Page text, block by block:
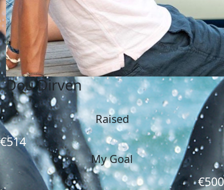
Dou Dirven
Raised
€514
My Goal
€500